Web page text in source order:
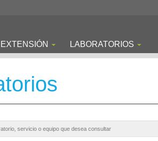
EXTENSIÓN LABORATORIOS